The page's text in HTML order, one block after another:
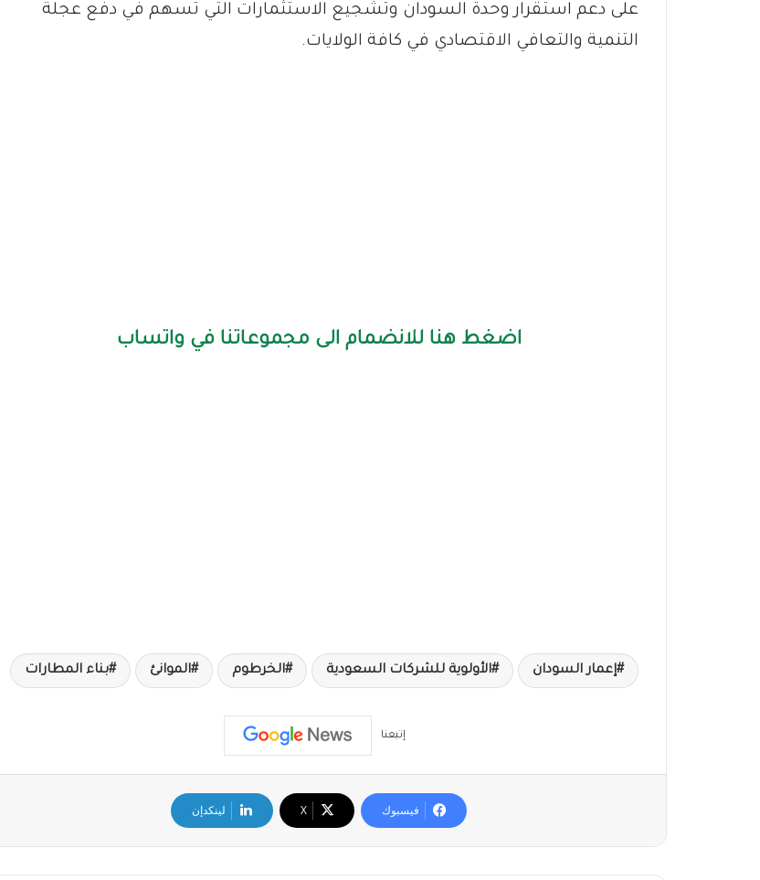
على دعم استقرار وحدة السودان وتشجيع الاستثمارات التي تسهم في دفع عجلة
التنمية والتعافي الاقتصادي في كافة الولايات.
اضغط هنا للانضمام الى مجموعاتنا في واتساب
إعمار السودان الأولوية للشركات السعودية الخرطوم الموانئ بناء المطارات
إتبعنا
فيسبوك ‫X لينكدإن